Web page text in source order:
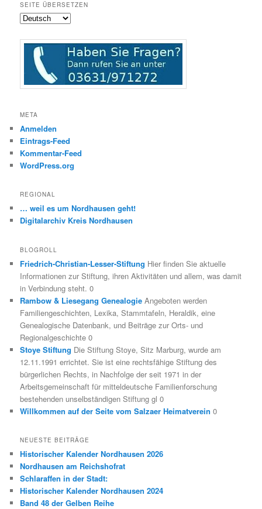
SEITE ÜBERSETZEN
META
Anmelden
Eintrags-Feed
Kommentar-Feed
WordPress.org
REGIONAL
… weil es um Nordhausen geht!
Digitalarchiv Kreis Nordhausen
BLOGROLL
Friedrich-Christian-Lesser-Stiftung Hier finden Sie aktuelle
Informationen zur Stiftung, ihren Aktivitäten und allem, was damit
in Verbindung steht. 0
Rambow & Liesegang Genealogie Angeboten werden
Familiengeschichten, Lexika, Stammtafeln, Heraldik, eine
Genealogische Datenbank, und Beiträge zur Orts- und
Regionalgeschichte 0
Stoye Stiftung Die Stiftung Stoye, Sitz Marburg, wurde am
12.11.1991 errichtet. Sie ist eine rechtsfähige Stiftung des
bürgerlichen Rechts, in Nachfolge der seit 1971 in der
Arbeitsgemeinschaft für mitteldeutsche Familienforschung
bestehenden unselbständigen Stiftung gl 0
Willkommen auf der Seite vom Salzaer Heimatverein 0
NEUESTE BEITRÄGE
Historischer Kalender Nordhausen 2026
Nordhausen am Reichshofrat
Schlaraffen in der Stadt:
Historischer Kalender Nordhausen 2024
Band 48 der Gelben Reihe